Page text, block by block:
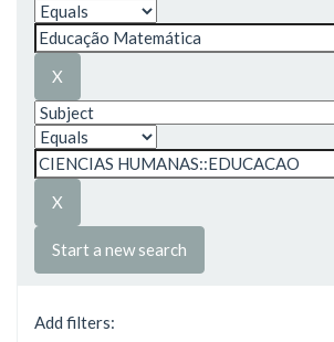
Start a new search
Add filters: